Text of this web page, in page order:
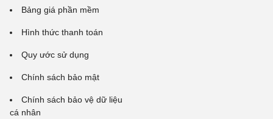
Bảng giá phần mềm
Hình thức thanh toán
Quy ước sử dụng
Chính sách bảo mật
Chính sách bảo vệ dữ liệu
cá nhân